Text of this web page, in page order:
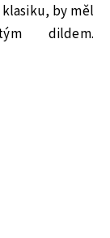
by měl
dildem.